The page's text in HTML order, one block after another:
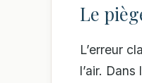
Le
L’erreur
l’air.